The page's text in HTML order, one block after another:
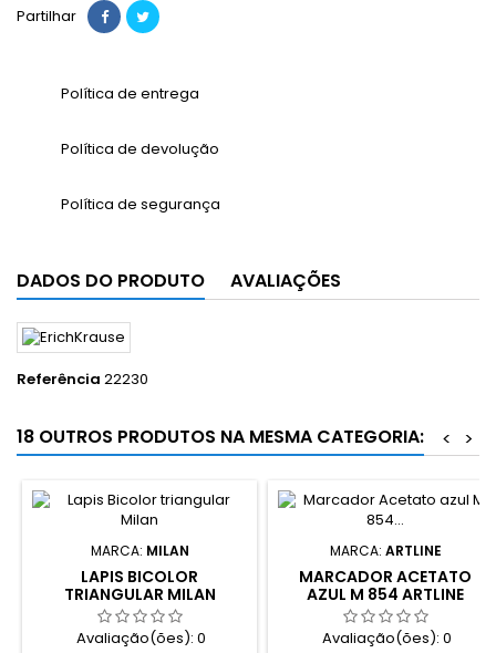
Partilhar
Política de entrega
Política de devolução
Política de segurança
DADOS DO PRODUTO AVALIAÇÕES
Referência 22230
18 OUTROS PRODUTOS NA MESMA CATEGORIA: >
<
MARCA: MILAN
LAPIS BICOLOR
TRIANGULAR MILAN
Avaliação(ões): 0
MARCA: ARTLINE
MARCADOR ACETATO
AZUL M 854 ARTLINE
Avaliação(ões): 0